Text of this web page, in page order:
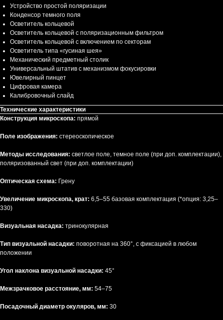
Устройство простой поляризации
Конденсор темного поля
Осветитель кольцевой
Осветитель кольцевой с поляризационным фильтром
Осветитель кольцевой с включением по секторам
Осветитель типа «гусиная шея»
Механический предметный столик
Универсальный штатив с механизмом фокусировки
Ювелирный пинцет
Цифровая камера
Калибровочный слайд
Технические характеристики
Конструкция микроскопа: прямой
Поле изображения: стереоскопическое
Методы исследования: светлое поле, темное поле (при доп. комплектации),
поляризованный свет (при доп. комплектации)
Оптическая схема: Грену
Увеличение микроскопа, крат: 6,5–55 базовая комплектация (*опция: 3,25–
330)
Визуальная насадка: тринокулярная
Тип визуальной насадки: поворотная на 360°, с фиксацией в любом
положении
Угол наклона визуальной насадки: 45°
Межзрачковое расстояние, мм: 54–75
Посадочный диаметр окуляров, мм: 30